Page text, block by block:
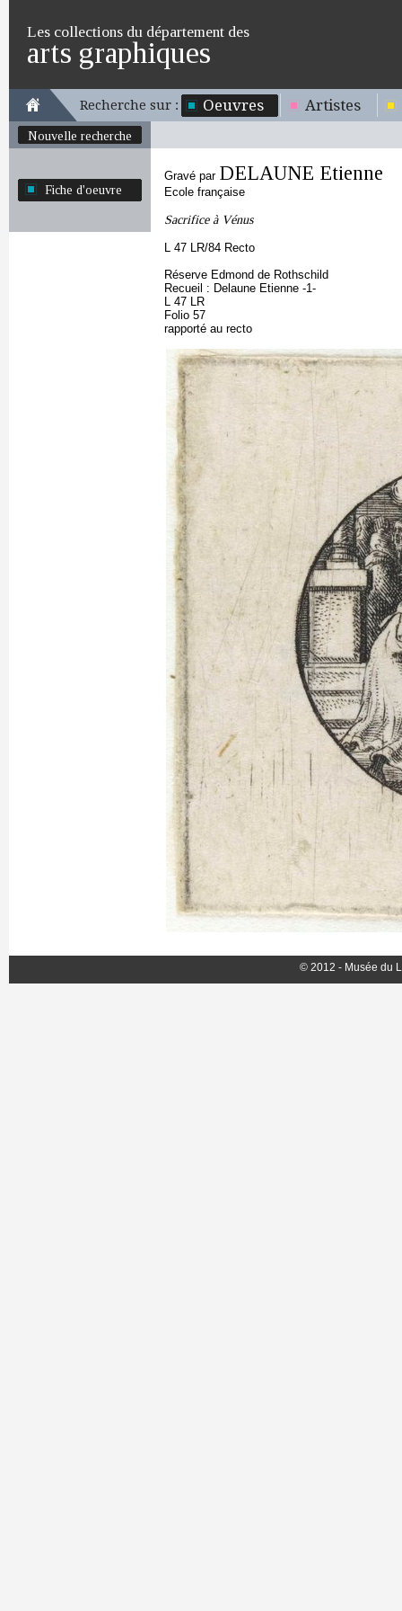
Les collections du département des
arts graphiques
Recherche sur : Oeuvres Artistes
Nouvelle recherche
Fiche d'oeuvre
Gravé par DELAUNE Etienne
Ecole française
Sacrifice à Vénus
L 47 LR/84 Recto
Réserve Edmond de Rothschild
Recueil : Delaune Etienne -1-
L 47 LR
Folio 57
rapporté au recto
© 2012 - Musée du